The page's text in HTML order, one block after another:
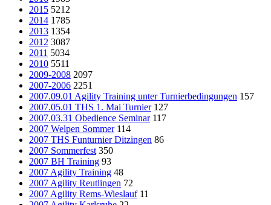
2015 5212
2014 1785
2013 1354
2012 3087
2011 5034
2010 5511
2009-2008 2097
2007-2006 2251
2007.09.01 Agility Training unter Turnierbedingungen 157
2007.05.01 THS 1. Mai Turnier 127
2007.03.31 Obedience Seminar 117
2007 Welpen Sommer 114
2007 THS Funturnier Ditzingen 86
2007 Sommerfest 350
2007 BH Training 93
2007 Agility Training 48
2007 Agility Reutlingen 72
2007 Agility Rems-Wieslauf 11